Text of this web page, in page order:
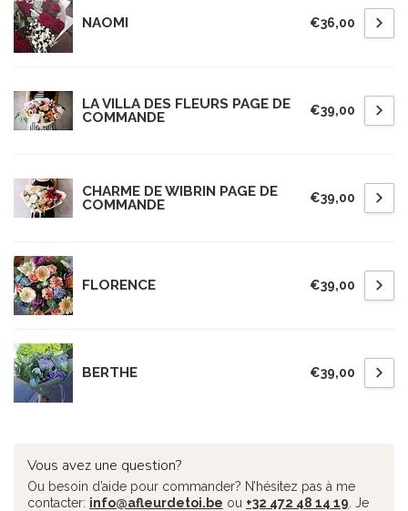
NAOMI €36,00
LA VILLA DES FLEURS PAGE DE
COMMANDE
€39,00
CHARME DE WIBRIN PAGE DE
COMMANDE
€39,00
FLORENCE €39,00
BERTHE €39,00
Vous avez une question?
Ou besoin d’aide pour commander? N’hésitez pas à me
contacter: info@afleurdetoi.be ou +32 472 48 14 19 . Je